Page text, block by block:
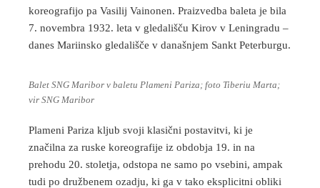
koreografijo pa Vasilij Vainonen. Praizvedba baleta je bila
7. novembra 1932. leta v gledališču Kirov v Leningradu –
danes Mariinsko gledališče v današnjem Sankt Peterburgu.
Balet SNG Maribor v baletu Plameni Pariza; foto Tiberiu Marta;
vir SNG Maribor
Plameni Pariza kljub svoji klasični postavitvi, ki je
značilna za ruske koreografije iz obdobja 19. in na
prehodu 20. stoletja, odstopa ne samo po vsebini, ampak
tudi po družbenem ozadju, ki ga v tako eksplicitni obliki